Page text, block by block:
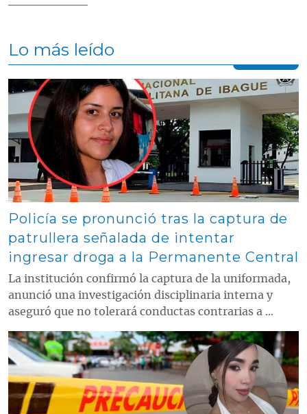
Lo más leído
Contenido multimedia principal
Policía se pronunció tras la captura de
patrullera señalada de intentar
ingresar droga a la Permanente Central
La institución confirmó la captura de la uniformada,
anunció una investigación disciplinaria interna y
aseguró que no tolerará conductas contrarias a ...
Contenido multimedia principal